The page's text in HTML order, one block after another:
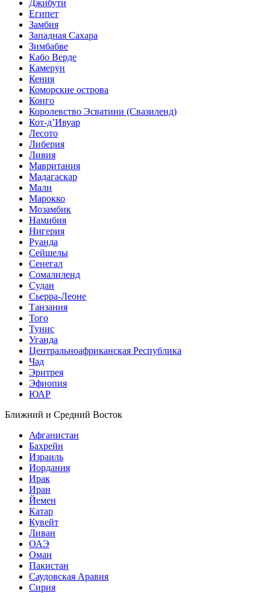
Джибути
Египет
Замбия
Западная Сахара
Зимбабве
Кабо Верде
Камерун
Кения
Коморские острова
Конго
Королевство Эсватини (Свазиленд)
Кот-д’Ивуар
Лесото
Либерия
Ливия
Мавритания
Мадагаскар
Мали
Марокко
Мозамбик
Намибия
Нигерия
Руанда
Сейшелы
Сенегал
Сомалиленд
Судан
Сьерра-Леоне
Танзания
Того
Тунис
Уганда
Центральноафриканская Республика
Чад
Эритрея
Эфиопия
ЮАР
Ближний и Средний Восток
Афганистан
Бахрейн
Израиль
Иордания
Ирак
Иран
Йемен
Катар
Кувейт
Ливан
ОАЭ
Оман
Пакистан
Саудовская Аравия
Сирия